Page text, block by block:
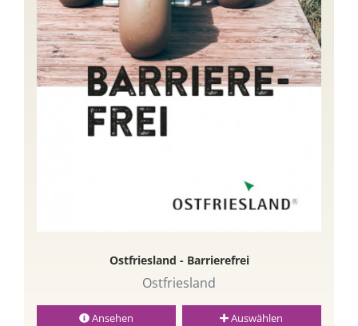
Ostfriesland - Barrierefrei
Ostfriesland
Ansehen Auswählen